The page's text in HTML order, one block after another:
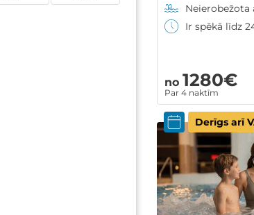
Neierobežota
Ir spēkā līdz
no 1280€
Par 4 naktīm
Derīgs arī